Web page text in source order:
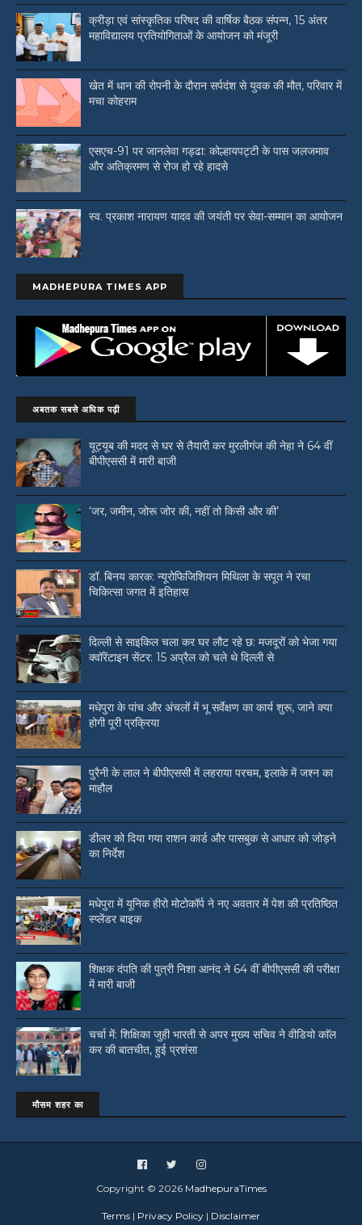
क्रीड़ा एवं सांस्कृतिक परिषद की वार्षिक बैठक संपन्न, 15 अंतर
महाविद्यालय प्रतियोगिताओं के आयोजन को मंजूरी
खेत में धान की रोपनी के दौरान सर्पदंश से युवक की मौत, परिवार में
मचा कोहराम
एसएच-91 पर जानलेवा गड्ढा: कोल्हायपट्टी के पास जलजमाव
और अतिक्रमण से रोज हो रहे हादसे
स्व. प्रकाश नारायण यादव की जयंती पर सेवा-सम्मान का आयोजन
MADHEPURA TIMES APP
अबतक सबसे अधिक पढ़ी
यूट्यूब की मदद से घर से तैयारी कर मुरलीगंज की नेहा ने 64 वीं
बीपीएससी में मारी बाजी
‘जर, जमीन, जोरू जोर की, नहीं तो किसी और की’
डॉ. बिनय कारक: न्यूरोफिजिशियन मिथिला के सपूत ने रचा
चिकित्सा जगत में इतिहास
दिल्ली से साइकिल चला कर घर लौट रहे छ: मजदूरों को भेजा गया
क्वॉरेंटाइन सेंटर: 15 अप्रैल को चले थे दिल्ली से
मधेपुरा के पांच और अंचलों में भू सर्वेक्षण का कार्य शुरू, जाने क्या
होगी पूरी प्रक्रिया
पुरैनी के लाल ने बीपीएससी में लहराया परचम, इलाके में जश्न का
माहौल
डीलर को दिया गया राशन कार्ड और पासबुक से आधार को जोड़ने
का निर्देश
मधेपुरा में यूनिक हीरो मोटोकॉर्प ने नए अवतार में पेश की प्रतिष्ठित
स्प्लेंडर बाइक
शिक्षक दंपति की पुत्री निशा आनंद ने 64 वीं बीपीएससी की परीक्षा
में मारी बाजी
चर्चा में: शिक्षिका जुही भारती से अपर मुख्य सचिव ने वीडियो काॅल
कर की बातचीत, हुई प्रशंसा
मौसम शहर का
Copyright © 2026 MadhepuraTimes
Terms | Privacy Policy | Disclaimer